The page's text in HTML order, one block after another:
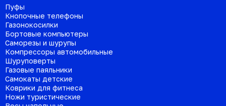
Пуфы
Кнопочные телефоны
Газонокосилки
Бортовые компьютеры
Саморезы и шурупы
Компрессоры автомобильные
Шуруповерты
Газовые паяльники
Самокаты детские
Коврики для фитнеса
Ножи туристические